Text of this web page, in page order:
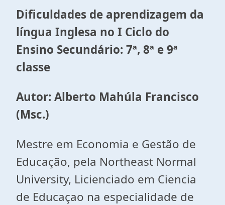
Dificuldades de aprendizagem da
língua Inglesa no I Ciclo do
Ensino Secundário: 7ª, 8ª e 9ª
classe
Autor: Alberto Mahúla Francisco
(Msc.)
Mestre em Economia e Gestão de
Educação, pela Northeast Normal
University, Licienciado em Ciencia
de Educaçao na especialidade de